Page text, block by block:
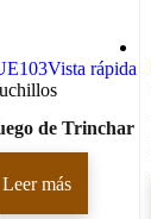
Vista rápida
de Trinchar
Leer más